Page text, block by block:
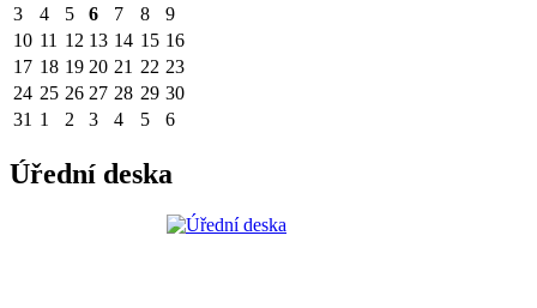
3
4 5 6 7 8
9
10 11 12 13 14 15 16
17 18 19 20 21 22 23
24 25 26 27 28 29 30
31 1 2 3 4 5 6
Úřední deska